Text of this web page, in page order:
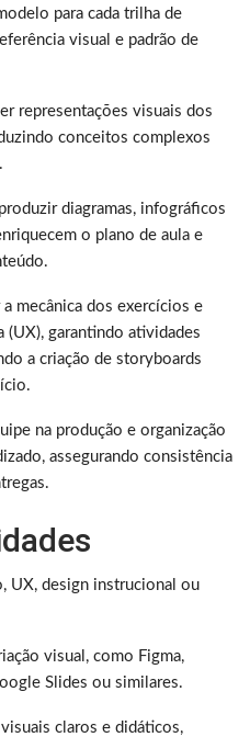
para cada trilha de
visual e padrão de
representações visuais dos
conceitos complexos
diagramas, infográficos
o plano de aula e
mecânica dos exercícios e
garantindo atividades
a criação de storyboards
na produção e organização
assegurando consistência
UX, design instrucional ou
visual, como Figma,
Slides ou similares.
claros e didáticos,